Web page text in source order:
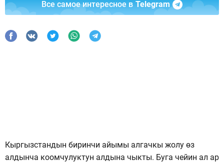
Все самое интересное в Telegram
Кыргызстандын биринчи айымы алгачкы жолу өз
алдынча коомчулуктун алдына чыкты. Буга чейин ал ар